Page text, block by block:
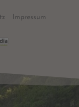
Impressum